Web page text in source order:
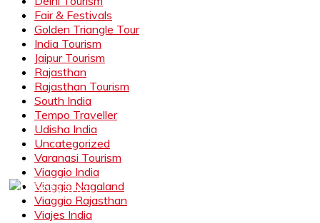
Fair & Festivals
Golden Triangle Tour
India Tourism
Jaipur Tourism
Rajasthan
Rajasthan Tourism
South India
Tempo Traveller
Udisha India
Uncategorized
Varanasi Tourism
Viaggio India
Viaggio Nagaland
Viaggio Rajasthan
Viajes India